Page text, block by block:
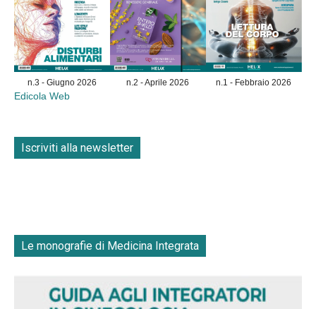
n.3 - Giugno 2026 n.2 - Aprile 2026 n.1 - Febbraio 2026
Edicola Web
Iscriviti alla newsletter
Le monografie di Medicina Integrata